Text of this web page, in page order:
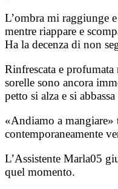
L’ombra mi raggiunge
mentre riappare e
Ha la decenza di non
Rinfrescata e
sorelle sono ancora
petto si alza e si
«Andiamo a
contemporaneamente
L’Assistente Marla05
quel momento.